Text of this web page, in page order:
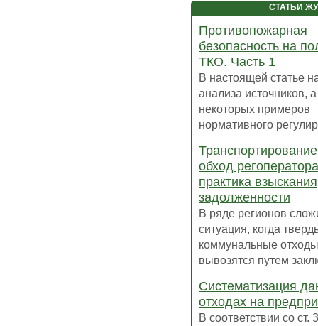
СТАТЬИ
Противопожарная
безопасность на
ТКО. Часть 1
В настоящей статье
анализа источников,
некоторых примеров
нормативного
обход
практика взыскания
задолженности
В ряде регионов
ситуация, когда
коммунальные
вывозятся путем
Систематизация
отходах на
В соответствии со ст.